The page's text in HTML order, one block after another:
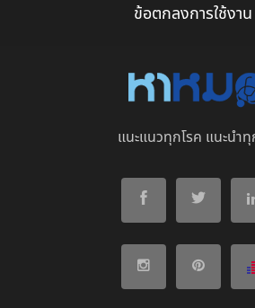
ข้อตกลงการใช้งาน
แนะแนวทุกโรค แนะนำ